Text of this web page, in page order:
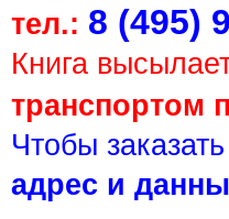
тел.: 8 (495)
Книга
транспортом
Чтобы
адрес и